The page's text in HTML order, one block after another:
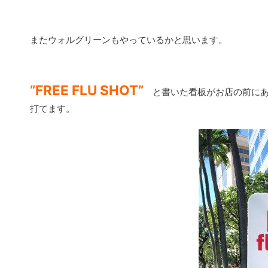
またウォルグリーンもやっているかと思います。
”FREE FLU SHOT” と書いた看板がお店の前に
打てます。